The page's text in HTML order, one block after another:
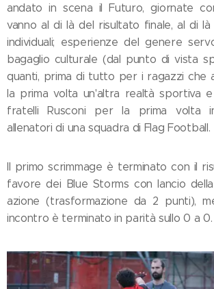
andato in scena il Futuro, giornate
vanno al di là del risultato finale, al di
individuali; esperienze del genere
bagaglio culturale (dal punto di vista
quanti, prima di tutto per i ragazzi che
la prima volta un'altra realtà sportiva
fratelli Rusconi per la prima volta
allenatori di una squadra di Flag Football.
Il primo scrimmage è terminato con il
favore dei Blue Storms con lancio
azione (trasformazione da 2 punti),
incontro è terminato in parità sullo 0 a 0.